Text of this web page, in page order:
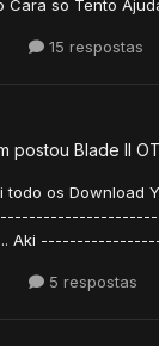
Cara so Tento
15 respostas
postou Blade II
todo os
Aki
5 respostas